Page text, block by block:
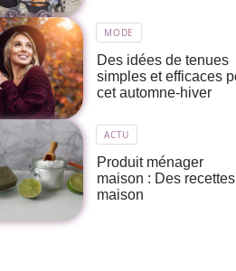
MODE
Des idées de tenues
simples et efficaces
cet automne-hiver
ACTU
Produit ménager
maison : Des recettes
maison